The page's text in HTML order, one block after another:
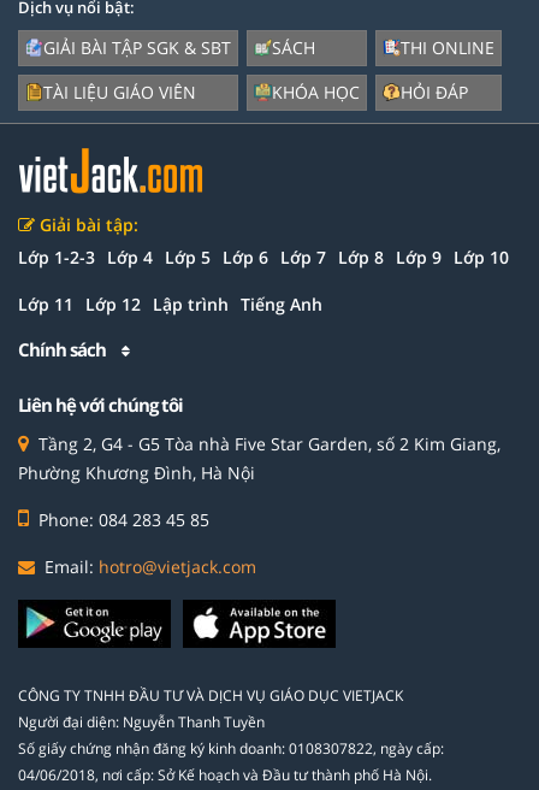
Dịch vụ nổi bật:
GIẢI BÀI TẬP SGK & SBT
TÀI LIỆU GIÁO VIÊN
SÁCH
KHÓA HỌC
THI ONLINE
HỎI ĐÁP
Giải bài tập:
Lớp 1-2-3 Lớp 4 Lớp 5 Lớp 6 Lớp 7 Lớp 8 Lớp 9 Lớp 10
Lớp 11 Lớp 12 Lập trình Tiếng Anh
Chính sách
Liên hệ với chúng tôi
Tầng 2, G4 - G5 Tòa nhà Five Star Garden, số 2 Kim Giang,
Phường Khương Đình, Hà Nội
Phone: 084 283 45 85
Email: hotro@vietjack.com
CÔNG TY TNHH ĐẦU TƯ VÀ DỊCH VỤ GIÁO DỤC VIETJACK
Người đại diện: Nguyễn Thanh Tuyền
Số giấy chứng nhận đăng ký kinh doanh: 0108307822, ngày cấp:
04/06/2018, nơi cấp: Sở Kế hoạch và Đầu tư thành phố Hà Nội.